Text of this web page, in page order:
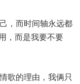
，而时间轴永远都
，而是我要不要
歌的理由，我俩只